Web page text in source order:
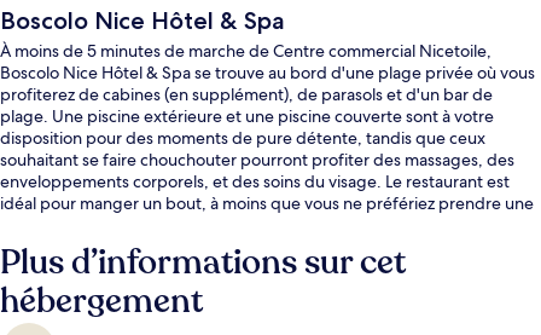
Boscolo Nice Hôtel & Spa
À moins de 5 minutes de marche de Centre commercial Nicetoile,
Boscolo Nice Hôtel & Spa se trouve au bord d'une plage privée où vous
profiterez de cabines (en supplément), de parasols et d'un bar de
plage. Une piscine extérieure et une piscine couverte sont à votre
disposition pour des moments de pure détente, tandis que ceux
souhaitant se faire chouchouter pourront profiter des massages, des
enveloppements corporels, et des soins du visage. Le restaurant est
idéal pour manger un bout, à moins que vous ne préfériez prendre une
de remise en forme, une salle de fitness et un bain à remous.
L'hébergement se situe à une très courte distance à pied des transports
publics : Station de tramway Jean-Médecin se trouve à 4 min et Station
de tramway Place Masséna, à 5 min.
Plus d’informations sur cet
hébergement